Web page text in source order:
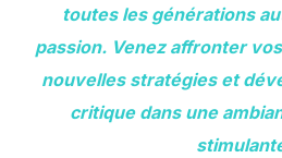
toutes les générations
passion. Venez affronter
nouvelles stratégies et
critique dans une